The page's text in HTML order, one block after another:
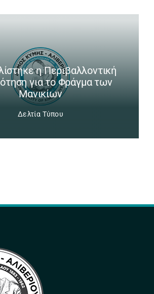
η Περιβαλλοντική
για το Φράγμα των
Μανικίων
Δελτία Τύπου